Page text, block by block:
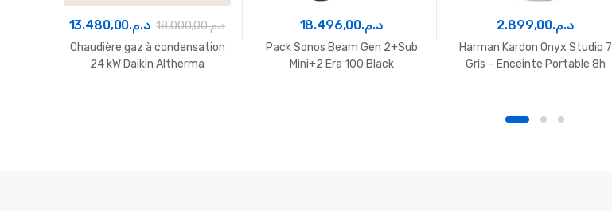
د.م.13.480,00 د.م.18.000,00
Chaudière gaz à condensation
24 kW Daikin Altherma
د.م.18.496,00
Pack Sonos Beam Gen 2+Sub
Mini+2 Era 100 Black
د.م.2.899,00
Harman Kardon Onyx Studio 7
Gris – Enceinte Portable 8h